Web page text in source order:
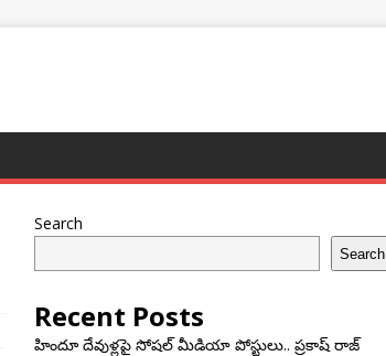
Search
Search
Recent Posts
హిందూ దేవుళ్లపై సోషల్ మీడియా పోస్టులు.. ప్రకాష్ రాజ్